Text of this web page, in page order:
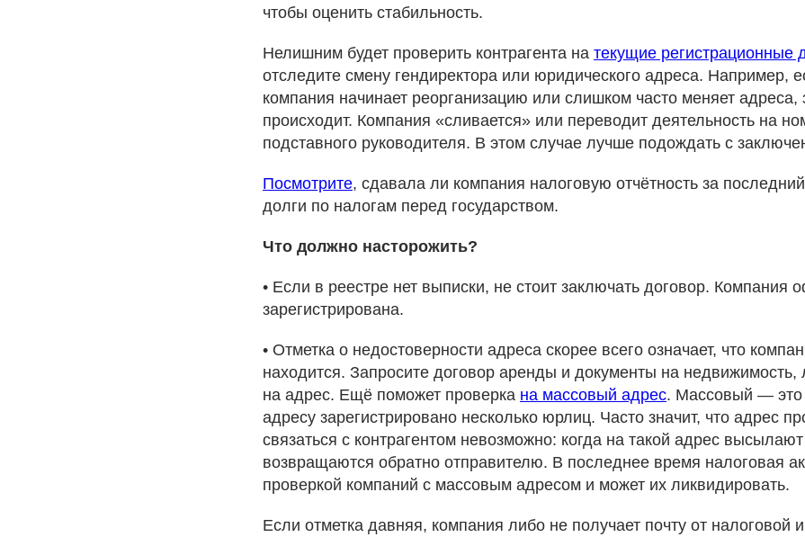
чтобы оценить стабильность.
Нелишним будет проверить контрагента на текущие регистрационные
отследите смену гендиректора или юридического адреса. Например,
компания начинает реорганизацию или слишком часто меняет адреса,
происходит. Компания «сливается» или переводит деятельность на
подставного руководителя. В этом случае лучше подождать с
Посмотрите, сдавала ли компания налоговую отчётность за
долги по налогам перед государством.
Что должно насторожить?
• Если в реестре нет выписки, не стоит заключать договор. Компания
зарегистрирована.
• Отметка о недостоверности адреса скорее всего означает, что
находится. Запросите договор аренды и документы на недвижимость,
на адрес. Ещё поможет проверка на массовый адрес. Массовый — это
адресу зарегистрировано несколько юрлиц. Часто значит, что адрес
связаться с контрагентом невозможно: когда на такой адрес
возвращаются обратно отправителю. В последнее время налоговая
проверкой компаний с массовым адресом и может их ликвидировать.
Если отметка давняя, компания либо не получает почту от налоговой